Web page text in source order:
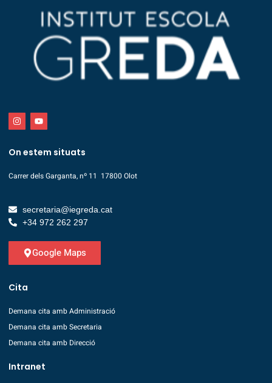
On estem situats
Carrer dels Garganta, nº 11 17800 Olot
secretaria@iegreda.cat
+34 972 262 297
Google Maps
Cita
Demana cita amb Administració
Demana cita amb Secretaria
Demana cita amb Direcció
Intranet